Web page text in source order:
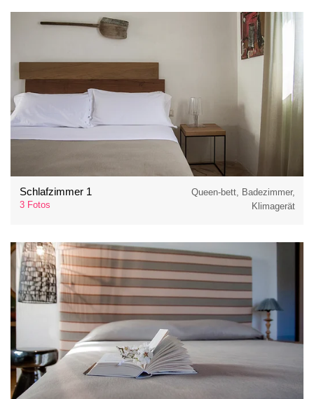
Schlafzimmer 1
3 Fotos
Queen-bett, Badezimmer,
Klimagerät